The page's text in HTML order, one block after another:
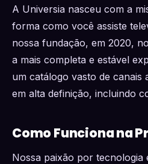
A Universia nasceu com a
forma como você assiste
nossa fundação, em 2020,
a mais completa e estável
um catálogo vasto de canais
em alta definição, incluindo
Como Funciona na
Nossa paixão por tecnologia